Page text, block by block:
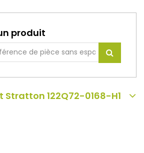
produit
Stratton 122Q72-0168-H1